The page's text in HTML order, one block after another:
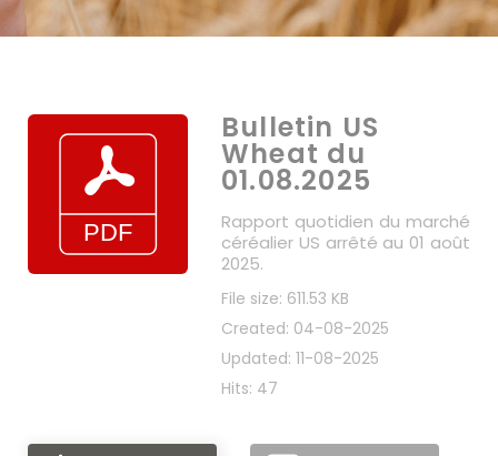
Bulletin US
Wheat du
01.08.2025
Rapport quotidien du marché
céréalier US arrêté au 01 août
2025.
File size: 611.53 KB
Created: 04-08-2025
Updated: 11-08-2025
Hits: 47